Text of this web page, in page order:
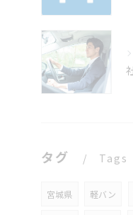
タグ Tags
宮城県 軽バン